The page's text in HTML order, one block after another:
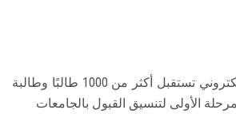
معامل التنسيق الإلكتروني تستقبل أكثر من 1000 طالبًا وطالبة
الأولى لتنسيق القبول بالجامعات